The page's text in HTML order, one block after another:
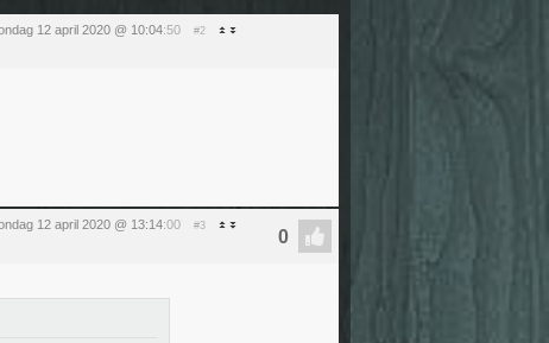
12 april 2020 @ 10:04:50 #2
12 april 2020 @ 13:14:00 #3